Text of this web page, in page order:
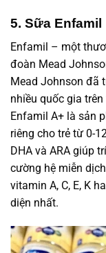
5. Sữa Enfamil
Enfamil – một
đoàn Mead
Mead Johnson đã
nhiều quốc gia
Enfamil A+ là sản
riêng cho trẻ từ 0-
DHA và ARA giúp
cường hệ miễn
vitamin A, C, E, K
diện nhất.